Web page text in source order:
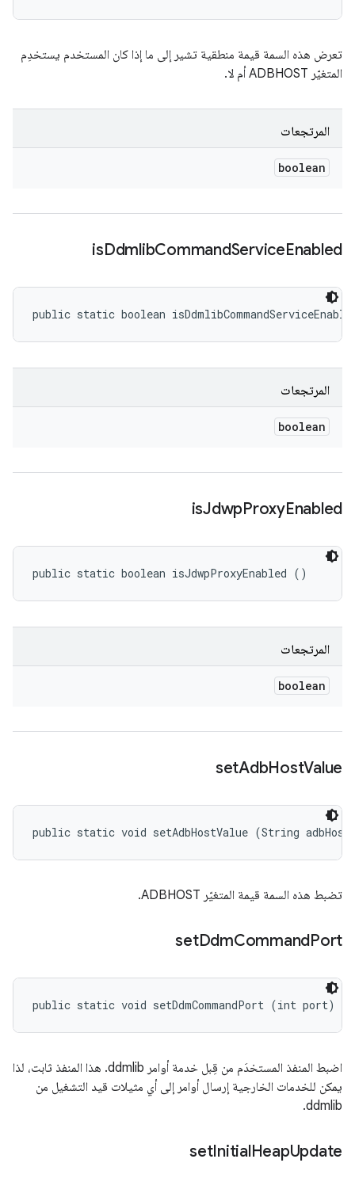
تعرض هذه السمة قيمة منطقية تشير إلى ما إذا كان المستخدم يستخدِم
المتغيّر ADBHOST أم لا.
المرتجعات
boolean
isDdmlibCommandServiceEnabled
public static boolean
المرتجعات
boolean
isJdwpProxyEnabled
public static boolean isJdwpProxyEnabled ()
المرتجعات
boolean
setAdbHostValue
public static void setAdbHostValue (String
تضبط هذه السمة قيمة المتغيّر ADBHOST.
setDdmCommandPort
public static void setDdmCommandPort (int port)
اضبط المنفذ المستخدَم من قِبل خدمة أوامر ddmlib. هذا المنفذ ثابت، لذا
يمكن للخدمات الخارجية إرسال أوامر إلى أي مثيلات قيد التشغيل من
ddmlib.
setInitialHeapUpdate